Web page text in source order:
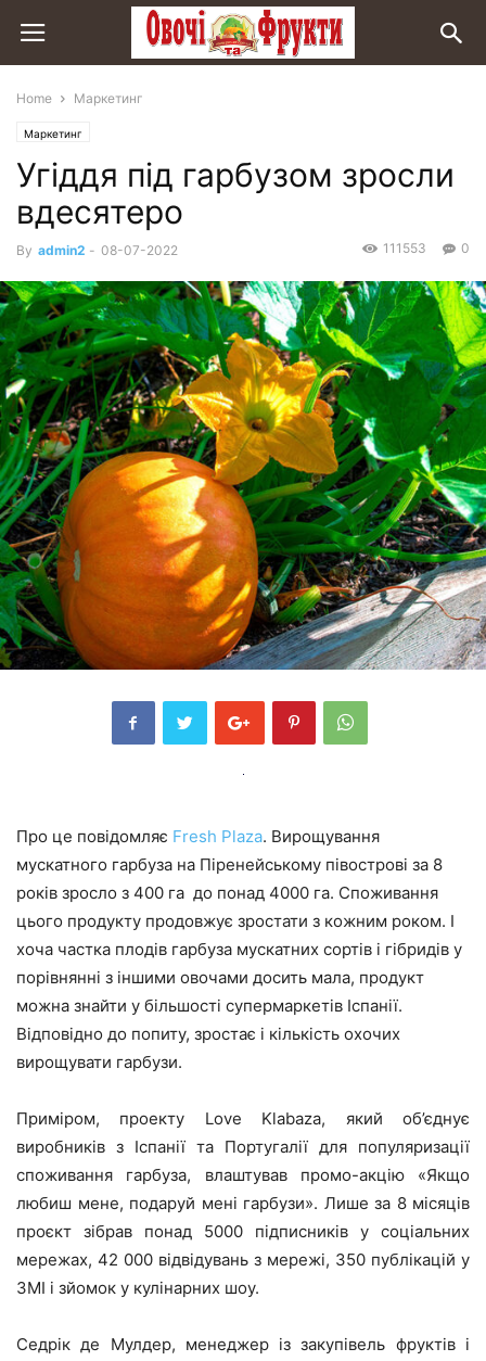
Home Маркетинг
Маркетинг
Угіддя під гарбузом зросли
вдесятеро
By admin2 - 08-07-2022 0
111553
Про це повідомляє Fresh Plaza. Вирощування
мускатного гарбуза на Піренейському півострові за 8
років зросло з 400 га до понад 4000 га. Споживання
цього продукту продовжує зростати з кожним роком. І
хоча частка плодів гарбуза мускатних сортів і гібридів у
порівнянні з іншими овочами досить мала, продукт
можна знайти у більшості супермаркетів Іспанії.
Відповідно до попиту, зростає і кількість охочих
вирощувати гарбузи.
Приміром, проекту Love Klabaza, який об’єднує
виробників з Іспанії та Португалії для популяризації
споживання гарбуза, влаштував промо-акцію «Якщо
любиш мене, подаруй мені гарбузи». Лише за 8 місяців
проєкт зібрав понад 5000 підписників у соціальних
мережах, 42 000 відвідувань з мережі, 350 публікацій у
ЗМІ і зйомок у кулінарних шоу.
Седрік де Мулдер, менеджер із закупівель фруктів і